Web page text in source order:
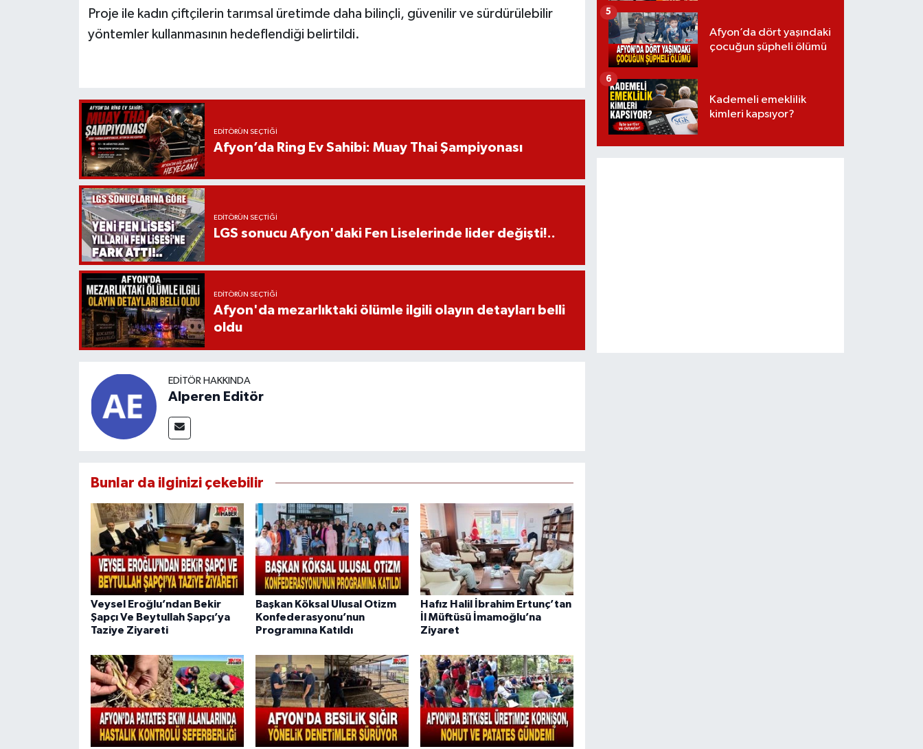
Proje ile kadın çiftçilerin tarımsal üretimde daha bilinçli, güvenilir ve sürdürülebilir
yöntemler kullanmasının hedeflendiği belirtildi.
EDITÖRÜN SEÇTIĞI
Afyon’da Ring Ev Sahibi: Muay Thai Şampiyonası
EDITÖRÜN SEÇTIĞI
LGS sonucu Afyon'daki Fen Liselerinde lider değişti!..
EDITÖRÜN SEÇTIĞI
Afyon'da mezarlıktaki ölümle ilgili olayın detayları belli
oldu
EDITÖR HAKKINDA
Alperen Editör
Bunlar da ilginizi çekebilir
Veysel Eroğlu’ndan Bekir
Şapçı Ve Beytullah Şapçı’ya
Taziye Ziyareti
Başkan Köksal Ulusal Otizm
Konfederasyonu’nun
Programına Katıldı
Hafız Halil İbrahim Ertunç’tan
İl Müftüsü İmamoğlu’na
Ziyaret
Afyon’da dört yaşındaki
çocuğun şüpheli ölümü
5
Kademeli emeklilik
kimleri kapsıyor?
6